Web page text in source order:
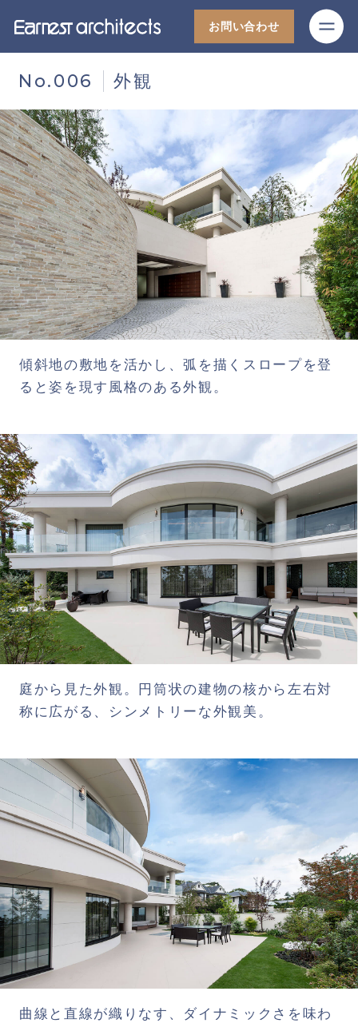
お問い合わせ
No.006 外観
傾斜地の敷地を活かし、弧を描くスロープを登
ると姿を現す風格のある外観。
庭から見た外観。円筒状の建物の核から左右対
称に広がる、シンメトリーな外観美。
曲線と直線が織りなす、ダイナミックさを味わ